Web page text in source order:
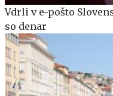
Vdrli v e-pošto
so denar